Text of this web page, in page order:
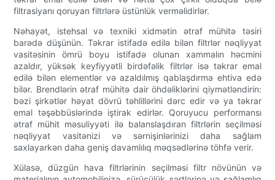
filtrasiyanı qoruyan filtrlərə üstünlük verməlidirlər.
Nəhayət, istehsal və texniki xidmətin ətraf mühitə təsiri
barədə düşünün. Təkrar istifadə edilə bilən filtrlər nəqliyyat
vasitəsinin ömrü boyu istifadə olunan xammalın həcmini
azaldır, yüksək keyfiyyətli birdəfəlik filtrlər isə təkrar emal
edilə bilən elementlər və azaldılmış qablaşdırma ehtiva edə
bilər. Brendlərin ətraf mühitə dair öhdəliklərini qiymətləndirin:
bəzi şirkətlər həyat dövrü təhlillərini dərc edir və ya təkrar
emal təşəbbüslərində iştirak edirlər. Qoruyucu performansı
ətraf mühit məsuliyyəti ilə balanslaşdıran filtrlərin seçilməsi
nəqliyyat vasitənizi və sərnişinlərinizi daha sağlam
saxlayarkən daha geniş davamlılıq məqsədlərinə töhfə verir.
Xülasə, düzgün hava filtrlərinin seçilməsi filtr növünün və